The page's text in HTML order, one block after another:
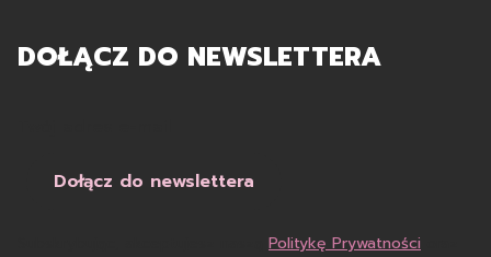
DOŁĄCZ DO NEWSLETTERA
Dołącz do newslettera
Politykę Prywatności